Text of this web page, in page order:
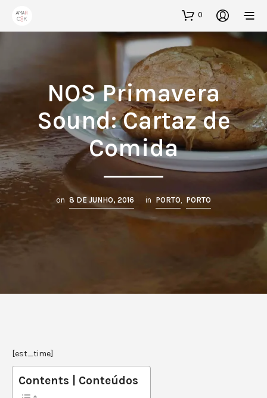
0
NOS Primavera
Sound: Cartaz de
Comida
on 8 DE JUNHO, 2016 in PORTO PORTO
[est_time]
Contents | Conteúdos